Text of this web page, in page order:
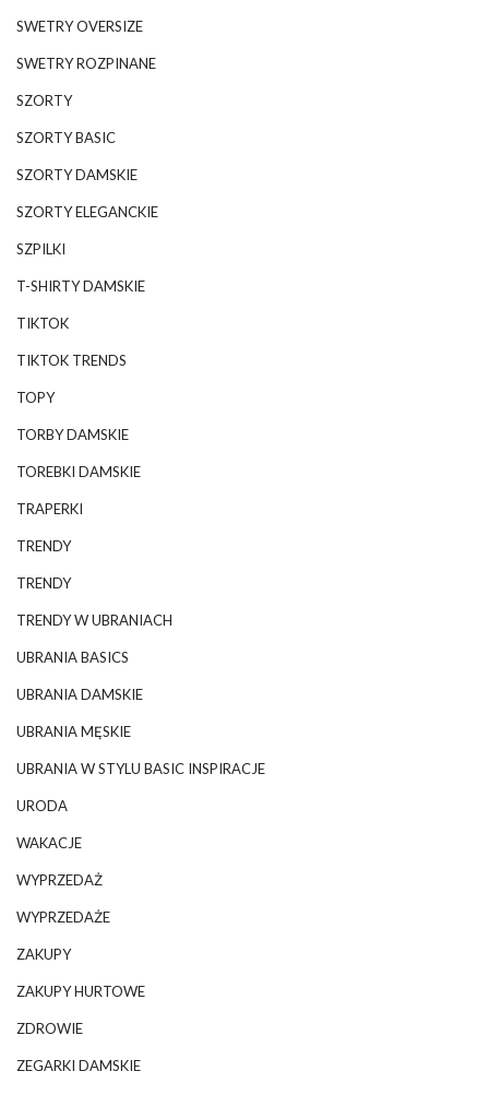
SWETRY OVERSIZE
SWETRY ROZPINANE
SZORTY
SZORTY BASIC
SZORTY DAMSKIE
SZORTY ELEGANCKIE
SZPILKI
T-SHIRTY DAMSKIE
TIKTOK
TIKTOK TRENDS
TOPY
TORBY DAMSKIE
TOREBKI DAMSKIE
TRAPERKI
TRENDY
TRENDY
TRENDY W UBRANIACH
UBRANIA BASICS
UBRANIA DAMSKIE
UBRANIA MĘSKIE
UBRANIA W STYLU BASIC INSPIRACJE
URODA
WAKACJE
WYPRZEDAŻ
WYPRZEDAŻE
ZAKUPY
ZAKUPY HURTOWE
ZDROWIE
ZEGARKI DAMSKIE